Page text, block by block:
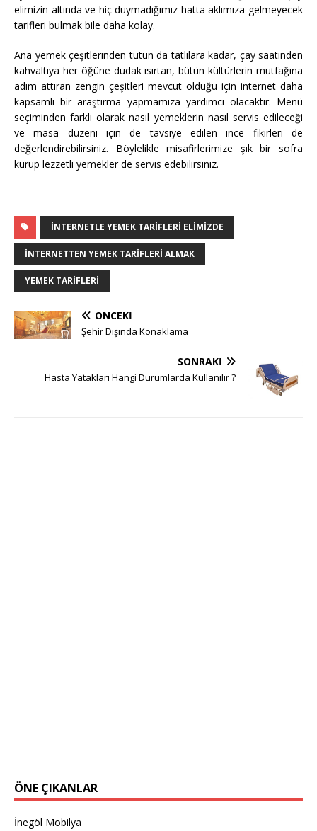
elimizin altında ve hiç duymadığımız hatta aklımıza gelmeyecek
tarifleri bulmak bile daha kolay.
Ana yemek çeşitlerinden tutun da tatlılara kadar, çay saatinden
kahvaltıya her öğüne dudak ısırtan, bütün kültürlerin mutfağına
adım attıran zengin çeşitleri mevcut olduğu için internet daha
kapsamlı bir araştırma yapmamıza yardımcı olacaktır. Menü
seçiminden farklı olarak nasıl yemeklerin nasıl servis edileceği
ve masa düzeni için de tavsiye edilen ince fikirleri de
değerlendirebilirsiniz. Böylelikle misafirlerimize şık bir sofra
kurup lezzetli yemekler de servis edebilirsiniz.
İNTERNETLE YEMEK TARIFLERI ELIMIZDE
INTERNETTEN YEMEK TARIFLERI ALMAK
YEMEK TARIFLERI
ÖNCEKI
Şehir Dışında Konaklama
SONRAKI
Hasta Yatakları Hangi Durumlarda Kullanılır ?
ÖNE ÇIKANLAR
İnegöl Mobilya